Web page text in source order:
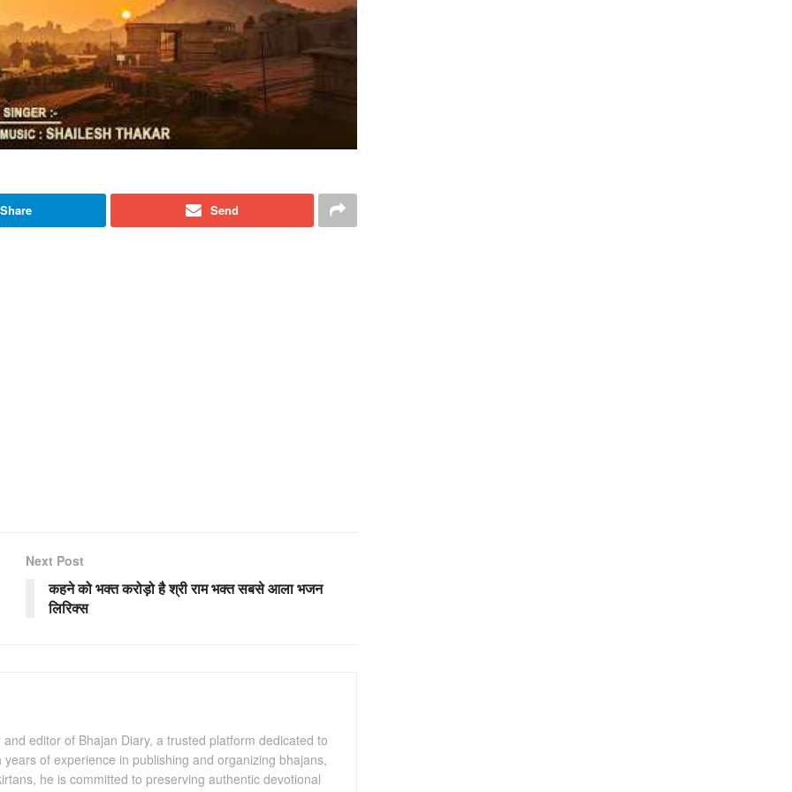
Share Send
Next Post
कहने को भक्त करोड़ो है श्री राम भक्त सबसे आला भजन
लिरिक्स
editor of Bhajan Diary, a trusted platform dedicated to
of experience in publishing and organizing bhajans,
he is committed to preserving authentic devotional